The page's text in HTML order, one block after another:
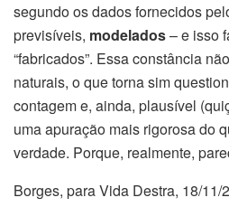
segundo os dados fornecidos
previsíveis, modelados– e isso
“fabricados”. Essa constância
naturais, o que torna sim
contagem e, ainda, plausível
uma apuração mais rigorosa do
verdade. Porque, realmente,
Borges, para Vida Destra, 18/11/